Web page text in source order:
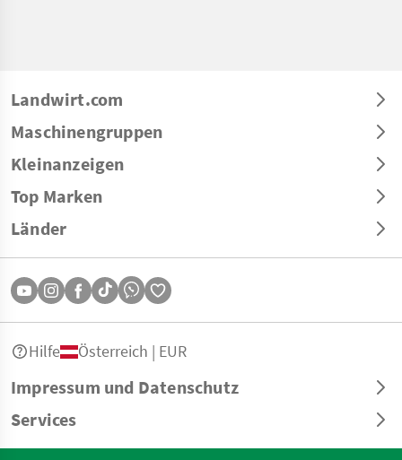
Landwirt.com
Maschinengruppen
Kleinanzeigen
Top Marken
Länder
Impressum und Datenschutz
Services
Hilfe Österreich | EUR